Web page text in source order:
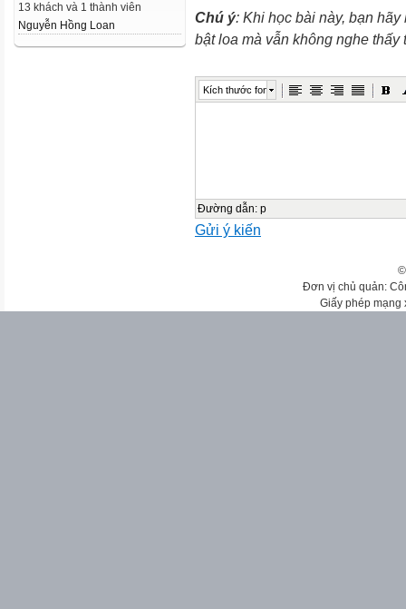
13 khách và 1 thành viên
Nguyễn Hồng Loan
Chú ý: Khi học bài này, bạn
bật loa mà vẫn không nghe
Kích thước font
Đường dẫn: p
Gửi ý kiến
Đơn vị chủ quản:
Giấy phép mạng